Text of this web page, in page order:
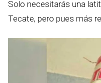
Solo necesitarás una
Tecate, pero pues más